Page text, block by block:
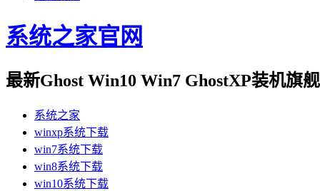
系统之家官网
最新Ghost Win10 Win7 GhostXP装机旗
系统之家
winxp系统下载
win7系统下载
win8系统下载
win10系统下载